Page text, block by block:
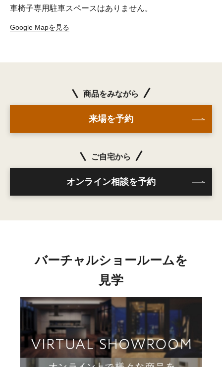
車椅子専用駐車スペースはありません。
Google Mapを見る
商品をみながら
来場を予約
ご自宅から
オンライン相談を予約
バーチャルショールームを
見学